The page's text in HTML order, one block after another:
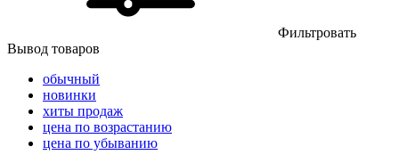
Фильтровать
Вывод товаров
обычный
новинки
хиты продаж
цена по возрастанию
цена по убыванию